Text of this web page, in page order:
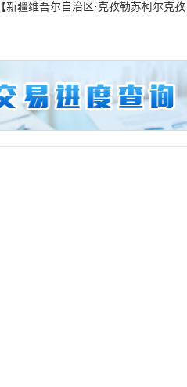
【新疆维吾尔自治区·克孜勒苏柯尔克